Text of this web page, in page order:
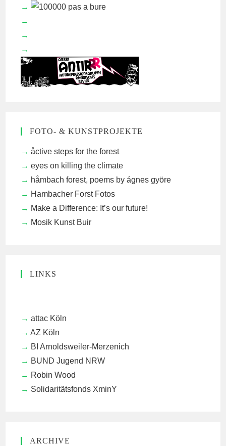
FOTO- & KUNSTPROJEKTE
åctive steps for the forest
eyes on killing the climate
håmbach forest, poems by ágnes györe
Hambacher Forst Fotos
Make a Difference: It’s our future!
Mosik Kunst Buir
LINKS
attac Köln
AZ Köln
BI Arnoldsweiler-Merzenich
BUND Jugend NRW
Robin Wood
Solidaritätsfonds XminY
ARCHIVE